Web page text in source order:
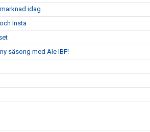
idag
Insta
säsong med Ale IBF!